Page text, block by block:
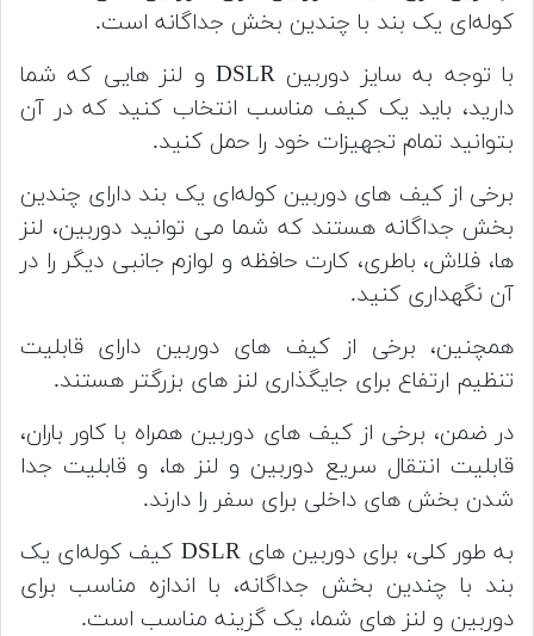
کوله‌ای یک بند با چندین بخش جداگانه است.
با توجه به سایز دوربین DSLR و لنز هایی که شما
دارید، باید یک کیف مناسب انتخاب کنید که در آن
بتوانید تمام تجهیزات خود را حمل کنید.
برخی از کیف های دوربین کوله‌ای یک بند دارای چندین
بخش جداگانه هستند که شما می توانید دوربین، لنز
ها، فلاش، باطری، کارت حافظه و لوازم جانبی دیگر را در
آن نگهداری کنید.
همچنین، برخی از کیف های دوربین دارای قابلیت
تنظیم ارتفاع برای جایگذاری لنز های بزرگتر هستند.
در ضمن، برخی از کیف های دوربین همراه با کاور باران،
قابلیت انتقال سریع دوربین و لنز ها، و قابلیت جدا
شدن بخش های داخلی برای سفر را دارند.
به طور کلی، برای دوربین های DSLR کیف کوله‌ای یک
بند با چندین بخش جداگانه، با اندازه مناسب برای
دوربین و لنز های شما، یک گزینه مناسب است.